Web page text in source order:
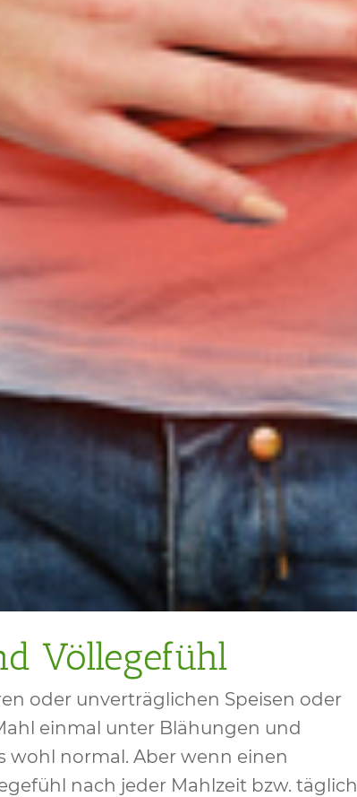
Völlegefühl
oder unverträglichen Speisen oder
einmal unter Blähungen und
wohl normal. Aber wenn einen
nach jeder Mahlzeit bzw. täglich